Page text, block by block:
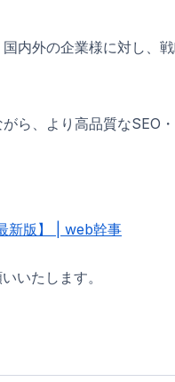
内外の企業様に対し、
ら、より高品質なSEO
新版】 | web幹事
いたします。